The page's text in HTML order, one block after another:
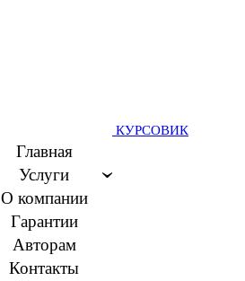
КУРСОВИК
Главная
Услуги
О компании
Гарантии
Авторам
Контакты